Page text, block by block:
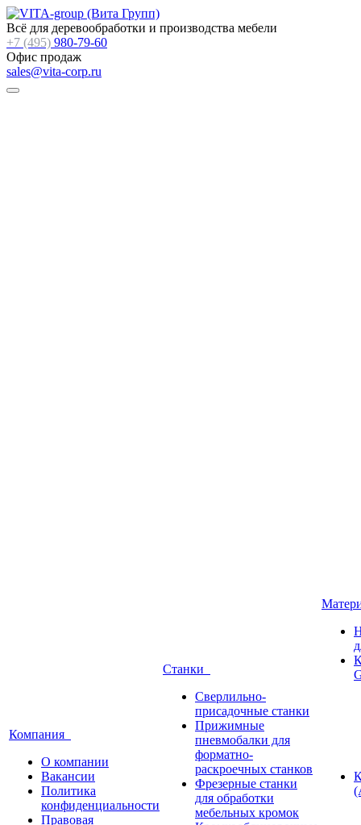
Всё для деревообработки и производства мебели
+7 (495) 980-79-60
Офис продаж
sales@vita-corp.ru
Компания
О компании
Вакансии
Политика
конфиденциальности
Правовая
Станки
Сверлильно-
присадочные станки
Прижимные
пневмобалки для
форматно-
раскроечных станков
Фрезерные станки
для обработки
мебельных кромок